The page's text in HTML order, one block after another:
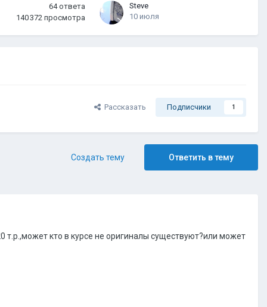
64 ответа
140 372 просмотра
Steve
10 июля
Рассказать Подписчики 1
Ответить в тему
Создать тему
т.р.,может кто в курсе не оригиналы существуют?или может